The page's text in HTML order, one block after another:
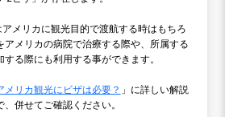
メリカに観光目的で渡航する時はもちろ
アメリカの病院で治療する際や、所属する
る際にも利用する事ができます。
メリカ観光にビザは必要？ 」に詳しい解説
併せてご確認ください。